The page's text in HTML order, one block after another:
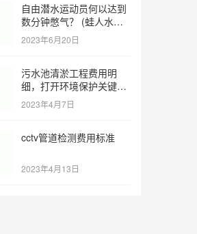
自由潜水运动员何以达到
数分钟憋气？ (蛙人水下
憋气最长多久)
2023年6月20日
污水池清淤工程费用明
细，打开环境保护关键之
门 (污水池清淤工程报价
明细)
2023年4月7日
cctv管道检测费用标准
2023年4月13日